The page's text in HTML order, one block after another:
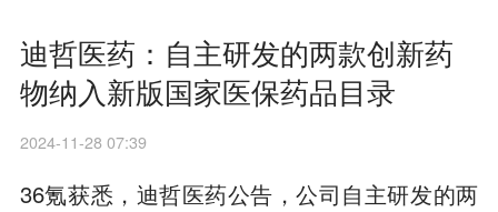
迪哲医药：自主研发的两款创新药
物纳入新版国家医保药品目录
2024-11-28 07:39
36氪获悉，迪哲医药公告，公司自主研发的两